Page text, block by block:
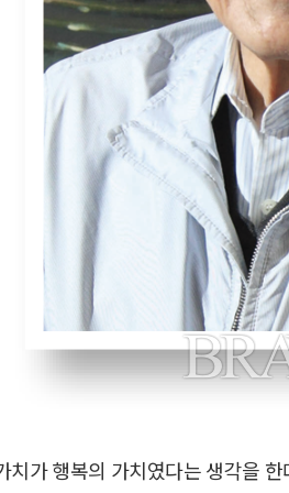
치가 행복의 가치였다는 생각을 한